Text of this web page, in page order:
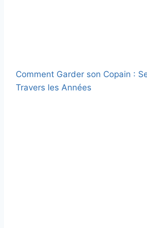
Comment Garder son Copain :
Travers les Années